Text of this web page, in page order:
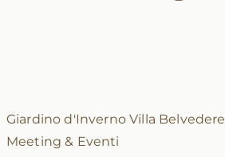
Giardino d'InvernoVilla Belvedere
Meeting & Eventi